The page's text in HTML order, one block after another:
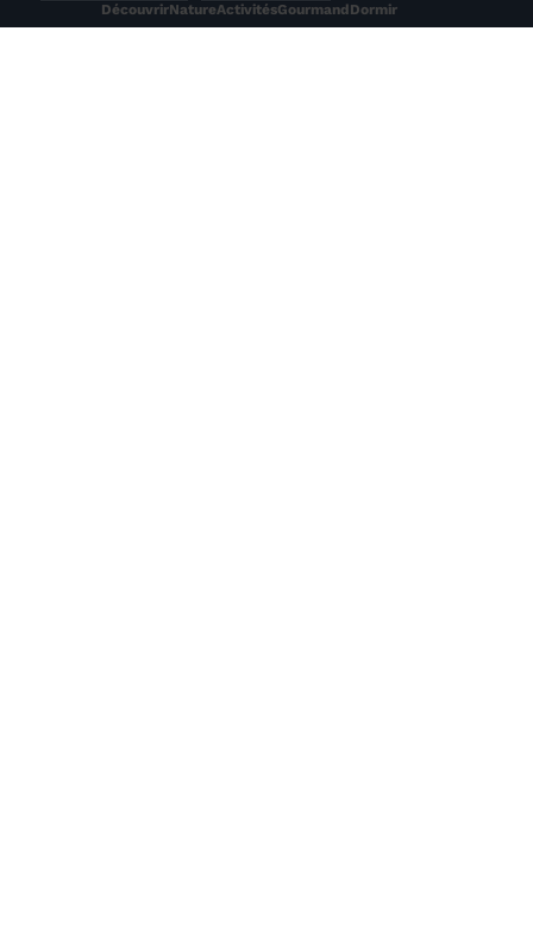
DécouvrirNatureActivitésGourmand Dormir
Parcours de pêche la Cance et la Deûme